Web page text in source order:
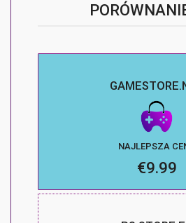
NAJLEPSZA
€9.99